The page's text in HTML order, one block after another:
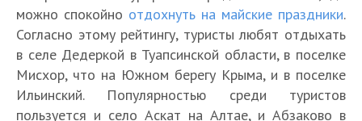
можно спокойно отдохнуть на майские праздники.
Согласно этому рейтингу, туристы любят отдыхать
в селе Дедеркой в Туапсинской области, в поселке
Мисхор, что на Южном берегу Крыма, и в поселке
Ильинский. Популярностью среди туристов
пользуется и село Аскат на Алтае, и Абзаково в